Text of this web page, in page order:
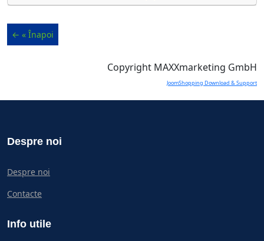
Copyright MAXXmarketing GmbH
JoomShopping Download & Support
Despre noi
Despre noi
Contacte
Info utile